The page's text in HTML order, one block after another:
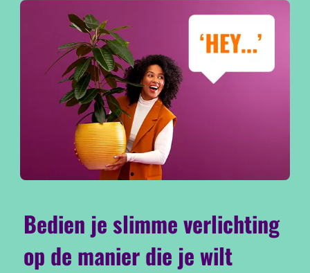
Bedien je slimme verlichting
op de manier die je wilt